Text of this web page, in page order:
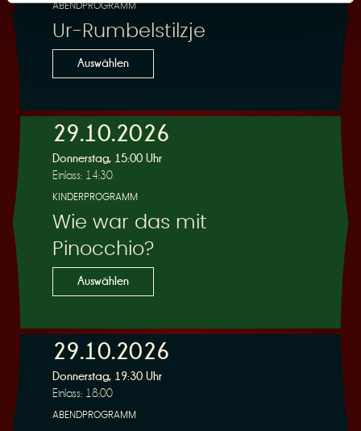
ABENDPROGRAMM
Ur-Rumbelstilzje
Auswählen
29.10.2026
Donnerstag, 15:00 Uhr
Einlass: 14:30
KINDERPROGRAMM
Wie war das mit
Pinocchio?
Auswählen
29.10.2026
Donnerstag, 19:30 Uhr
Einlass: 18:00
ABENDPROGRAMM